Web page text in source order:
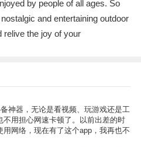
by people of all ages. So
and entertaining outdoor
relive the joy of your
神器，无论是看视频、玩游戏还是工
用担心网速卡顿了。以前出差的时
网络，现在有了这个app，我再也不